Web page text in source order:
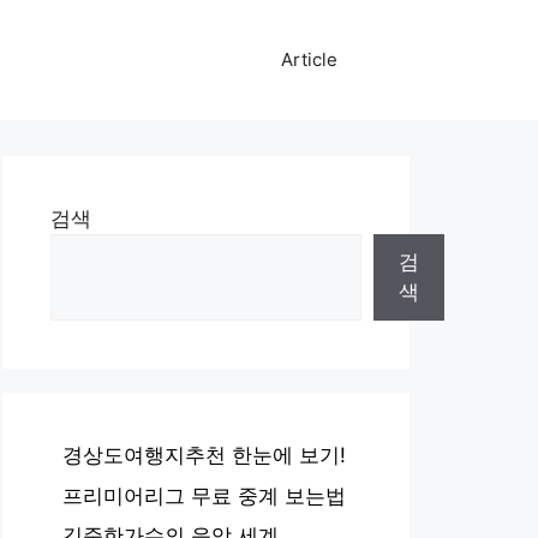
Article
검색
검
색
경상도여행지추천 한눈에 보기!
프리미어리그 무료 중계 보는법